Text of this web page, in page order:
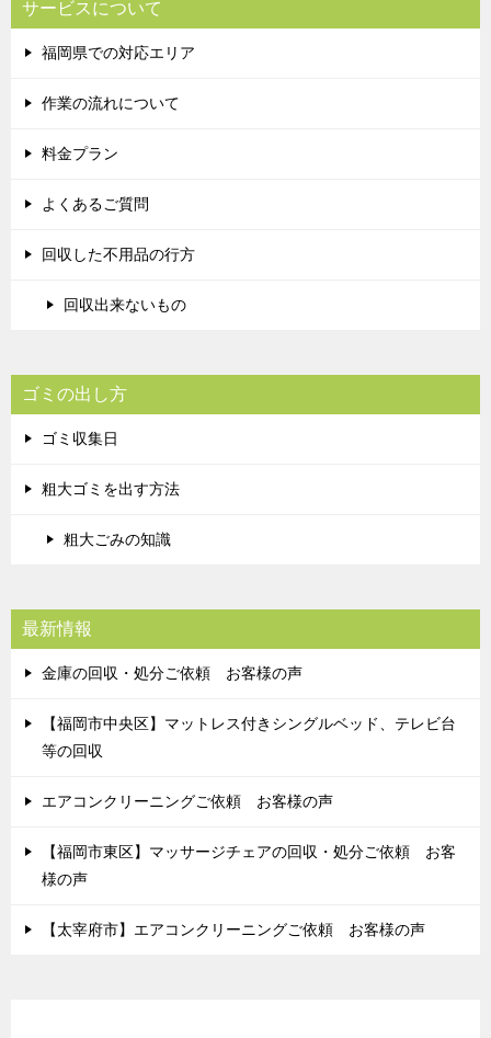
サービスについて
福岡県での対応エリア
作業の流れについて
料金プラン
よくあるご質問
回収した不用品の行方
回収出来ないもの
ゴミの出し方
ゴミ収集日
粗大ゴミを出す方法
粗大ごみの知識
最新情報
金庫の回収・処分ご依頼 お客様の声
【福岡市中央区】マットレス付きシングルベッド、テレビ台
等の回収
エアコンクリーニングご依頼 お客様の声
【福岡市東区】マッサージチェアの回収・処分ご依頼 お客
様の声
【太宰府市】エアコンクリーニングご依頼 お客様の声